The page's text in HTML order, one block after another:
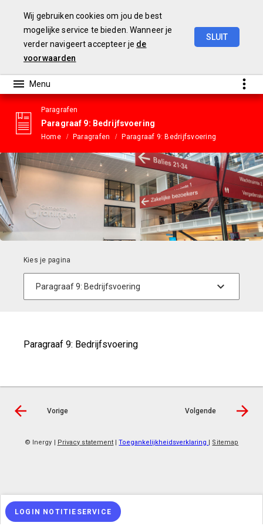
Wij gebruiken cookies om jou de best
mogelijke service te bieden. Wanneer je
verder navigeert accepteer je de
voorwaarden
SLUIT
Paragrafen
Paragraaf 9: Bedrijfsvoering
Home Paragrafen Paragraaf 9: Bedrijfsvoering
Paragraaf 9: Bedrijfsvoering
Vorige Volgende
© Inergy | Privacy statement |Toegankelijkheidsverklaring | Sitemap
LOGIN NOTITIESERVICE